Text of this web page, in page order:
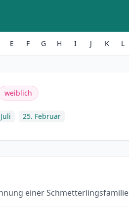
E F G H I J K L
weiblich
25. Februar
einer Schmetterlingsfamilie